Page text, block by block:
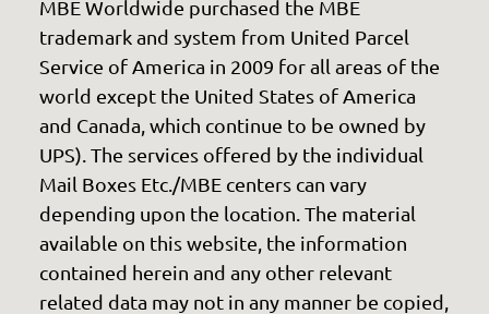
MBE Worldwide purchased the MBE
trademark and system from United Parcel
Service of America in 2009 for all areas of the
world except the United States of America
and Canada, which continue to be owned by
UPS). The services offered by the individual
Mail Boxes Etc./MBE centers can vary
depending upon the location. The material
available on this website, the information
contained herein and any other relevant
related data may not in any manner be copied,